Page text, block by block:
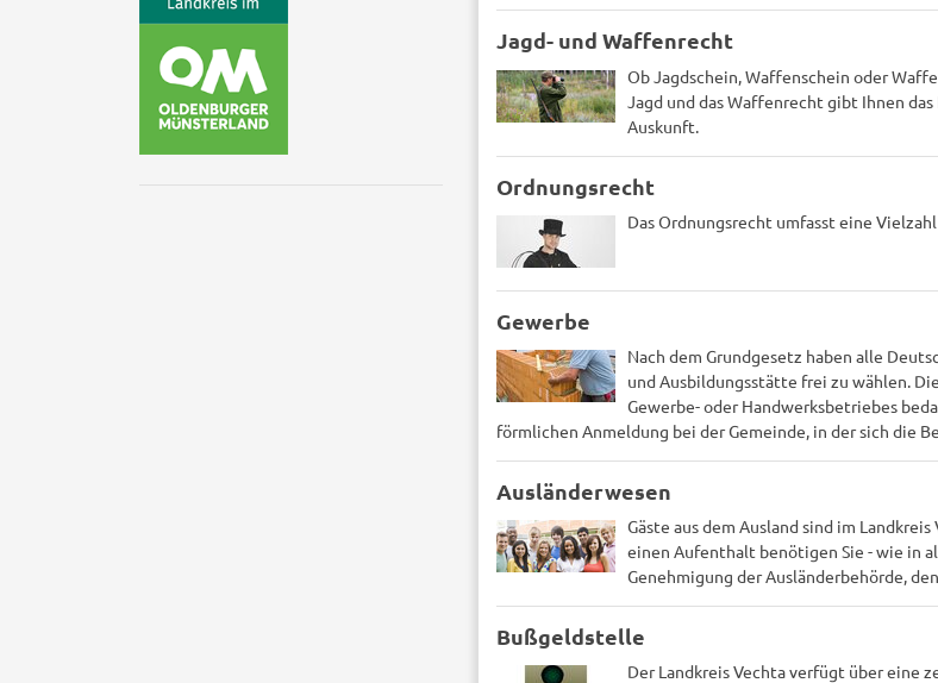
Jagd- und Waffenrecht
Ob Jagdschein, Waffenschein oder
Jagd und das Waffenrecht gibt Ihnen
Auskunft.
Ordnungsrecht
Das Ordnungsrecht umfasst eine
Gewerbe
Nach dem Grundgesetz haben alle
und Ausbildungsstätte frei zu wählen.
Gewerbe- oder Handwerksbetriebes
förmlichen Anmeldung bei der Gemeinde, in der sich die
Ausländerwesen
Gäste aus dem Ausland sind im
einen Aufenthalt benötigen Sie - wie in
Genehmigung der Ausländerbehörde,
Bußgeldstelle
Der Landkreis Vechta verfügt über eine